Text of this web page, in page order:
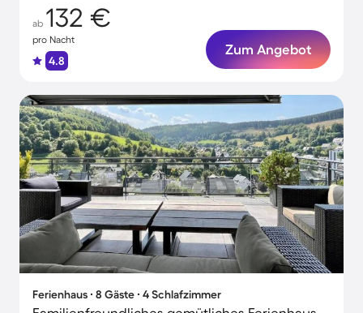
ab 132 €
pro Nacht
4.8
Zum Angebot
Ferienhaus ∙ 8 Gäste ∙ 4 Schlafzimmer